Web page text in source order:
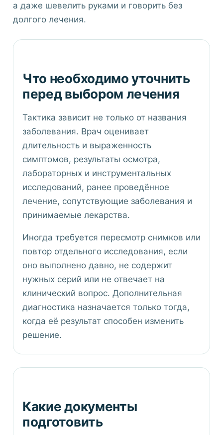
а даже шевелить руками и говорить без
долгого лечения.
Что необходимо уточнить
перед выбором лечения
Тактика зависит не только от названия
заболевания. Врач оценивает
длительность и выраженность
симптомов, результаты осмотра,
лабораторных и инструментальных
исследований, ранее проведённое
лечение, сопутствующие заболевания и
принимаемые лекарства.
Иногда требуется пересмотр снимков или
повтор отдельного исследования, если
оно выполнено давно, не содержит
нужных серий или не отвечает на
клинический вопрос. Дополнительная
диагностика назначается только тогда,
когда её результат способен изменить
решение.
Какие документы
подготовить